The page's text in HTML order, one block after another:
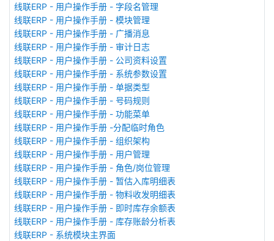
线联ERP - 用户操作手册 - 字段名管理
线联ERP - 用户操作手册 - 模块管理
线联ERP - 用户操作手册 - 广播消息
线联ERP - 用户操作手册 - 审计日志
线联ERP - 用户操作手册 - 公司资料设置
线联ERP - 用户操作手册 - 系统参数设置
线联ERP - 用户操作手册 - 单据类型
线联ERP - 用户操作手册 - 号码规则
线联ERP - 用户操作手册 - 功能菜单
线联ERP - 用户操作手册 -分配临时角色
线联ERP - 用户操作手册 - 组织架构
线联ERP - 用户操作手册 - 用户管理
线联ERP - 用户操作手册 - 角色/岗位管理
线联ERP - 用户操作手册 - 暂估入库明细表
线联ERP - 用户操作手册 - 物料收发明细表
线联ERP - 用户操作手册 - 即时库存余额表
线联ERP - 用户操作手册 - 库存账龄分析表
线联ERP - 系统模块主界面